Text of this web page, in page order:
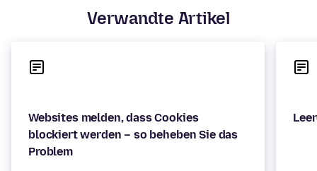
Verwandte Artikel
Websites melden, dass Cookies
blockiert werden – so beheben Sie das
Problem